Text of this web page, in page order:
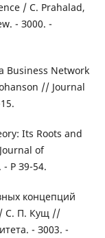
/ C. Prahalad,
- З000. -
Business Network
// Journal
Its Roots and
of
P З9-54.
концепций
/ С. П. Кущ //
- З003. -